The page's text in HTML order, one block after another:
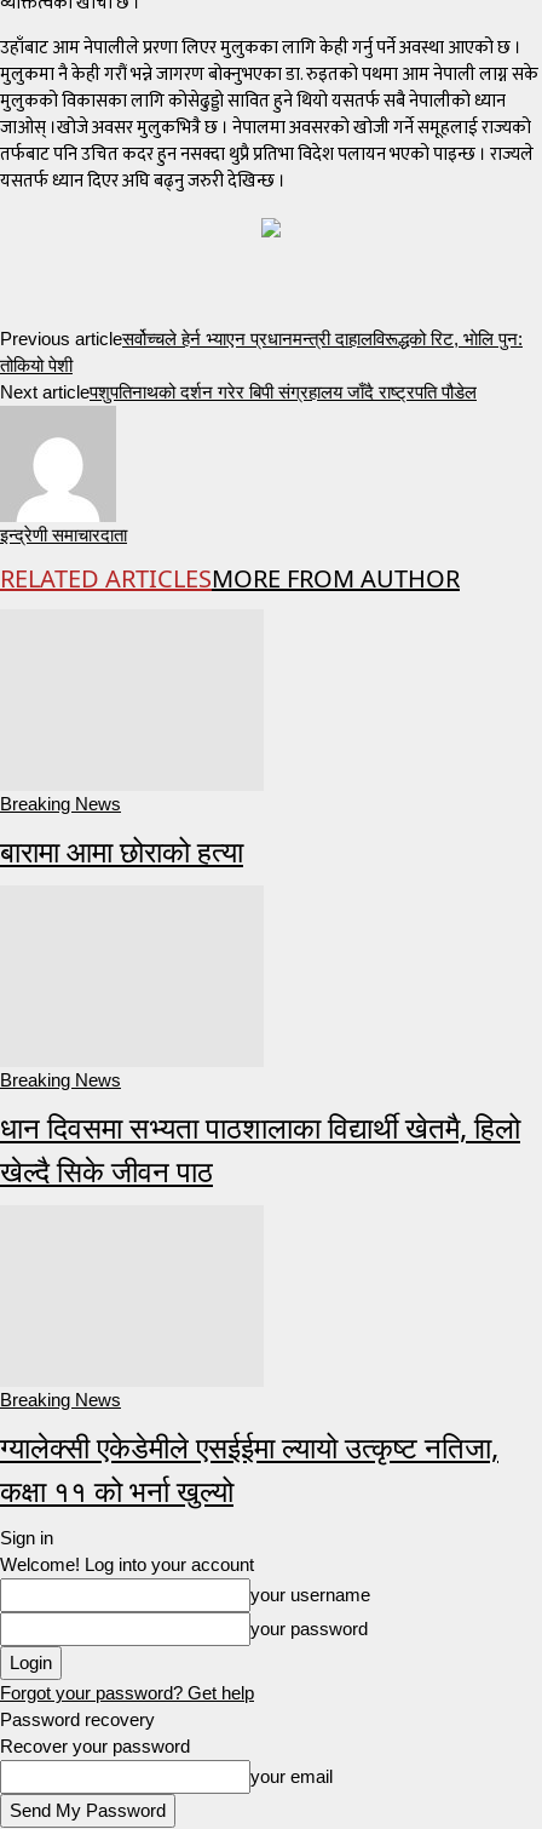
उहाँबाट आम नेपालीले प्ररणा लिएर मुलुकका लागि केही गर्नु पर्ने अवस्था आएको छ ।
मुलुकमा नै केही गरौं भन्ने जागरण बोक्नुभएका डा. रुइतको पथमा आम नेपाली लाग्न सके
मुलुकको विकासका लागि कोसेढुड्डो सावित हुने थियो यसतर्फ सबै नेपालीको ध्यान
जाओस् ।खोजे अवसर मुलुकभित्रै छ । नेपालमा अवसरको खोजी गर्ने समूहलाई राज्यको
तर्फबाट पनि उचित कदर हुन नसक्दा थुप्रै प्रतिभा विदेश पलायन भएको पाइन्छ । राज्यले
यसतर्फ ध्यान दिएर अघि बढ्नु जरुरी देखिन्छ ।
Previous articleसर्वोच्चले हेर्न भ्याएन प्रधानमन्त्री दाहालविरूद्धको रिट, भाेलि पुन:
तोकियो पेशी
Next articleपशुपतिनाथको दर्शन गरेर बिपी संग्रहालय जाँदै राष्ट्रपति पौडेल
इन्द्रेणी समाचारदाता
RELATED ARTICLESMORE FROM AUTHOR
Breaking News
बारामा आमा छोराको हत्या
Breaking News
धान दिवसमा सभ्यता पाठशालाका विद्यार्थी खेतमै, हिलो
खेल्दै सिके जीवन पाठ
Breaking News
ग्यालेक्सी एकेडेमीले एसईईमा ल्यायो उत्कृष्ट नतिजा,
कक्षा ११ को भर्ना खुल्यो
Sign in
Welcome! Log into your account
your username
your password
Forgot your password? Get help
Password recovery
Recover your password
your email